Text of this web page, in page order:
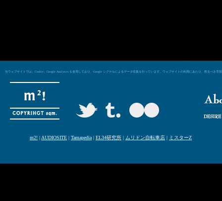
当ウェブサイトでは、Cookie、Google Analytics を使用しており、Google シグナルによるデータ収集を行っています。ウェブサイトの利用にあたり、然るべき
m2! | AUDIOSITE | Tamapedia | EL34研究所 | ムリドン自転車店 | ミスターZ